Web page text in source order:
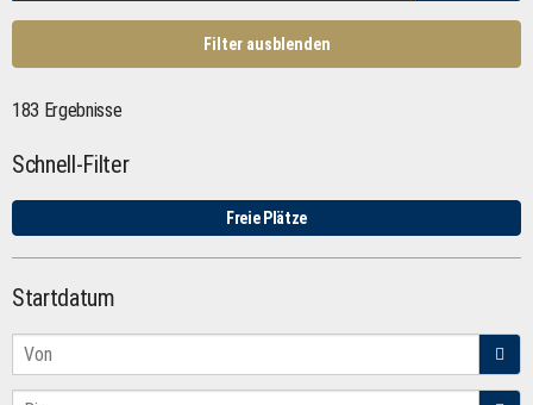
Filter ausblenden
183 Ergebnisse
Schnell-Filter
Freie Plätze
Startdatum